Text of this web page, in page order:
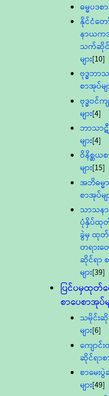
ဓမ္မပဒစ
နိုင်ငံတ
နာယက
သက်ဆိုင်
များ[10]
ဗုဒ္ဓဘာ
စာအုပ်မျ
ဗုဒ္ဓဝင်
များ[4]
ဘာသာ
များ[4]
ဝိနိစ္ဆယ
များ[15]
အဘိဓမ္မ
စာအုပ်မျ
သာသနာရ
ပုံနှိပ်ထုတ်
ခွဲမှ ထုတ်
တရားတ
ဆိုင်ရာ
များ[39]
ပြင်ပမှထုတ်ဝ
စာပေစာအုပ်မ
သမိုင်း
များ[6]
ကျောင်
ဆိုင်ရာစ
စာမေး
များ[49]